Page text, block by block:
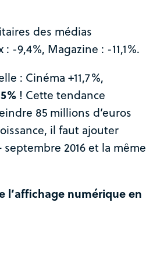
des médias
-9,4%, Magazine : -11,1%.
: Cinéma +11,7%,
! Cette tendance
85 millions d’euros
il faut ajouter
2016 et la même
l’affichage numérique en